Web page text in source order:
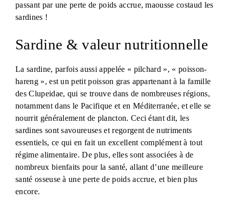
passant par une perte de poids accrue, maousse costaud les
sardines !
Sardine & valeur nutritionnelle
La sardine, parfois aussi appelée « pilchard », « poisson-
hareng », est un petit poisson gras appartenant à la famille
des Clupeidae, qui se trouve dans de nombreuses régions,
notamment dans le Pacifique et en Méditerranée, et elle se
nourrit généralement de plancton. Ceci étant dit, les
sardines sont savoureuses et regorgent de nutriments
essentiels, ce qui en fait un excellent complément à tout
régime alimentaire. De plus, elles sont associées à de
nombreux bienfaits pour la santé, allant d’une meilleure
santé osseuse à une perte de poids accrue, et bien plus
encore.